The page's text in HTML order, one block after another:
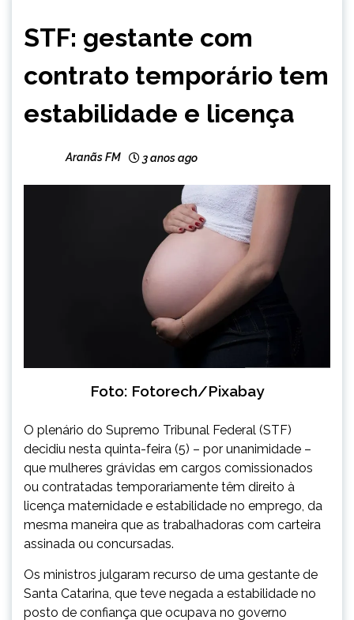
NOTÍCIAS
STF: gestante com
contrato temporário tem
estabilidade e licença
Aranãs FM 3 anos ago
Foto: Fotorech/Pixabay
O plenário do Supremo Tribunal Federal (STF)
decidiu nesta quinta-feira (5) – por unanimidade –
que mulheres grávidas em cargos comissionados
ou contratadas temporariamente têm direito à
licença maternidade e estabilidade no emprego, da
mesma maneira que as trabalhadoras com carteira
assinada ou concursadas.
Os ministros julgaram recurso de uma gestante de
Santa Catarina, que teve negada a estabilidade no
posto de confiança que ocupava no governo